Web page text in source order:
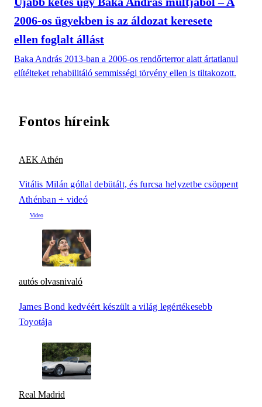
2006-os ügyekben is az áldozat keresete
ellen foglalt állást
Baka András 2013-ban a 2006-os rendőrterror alatt ártatlanul
elítélteket rehabilitáló semmisségi törvény ellen is tiltakozott.
Fontos híreink
AEK Athén
Vitális Milán góllal debütált, és furcsa helyzetbe csöppent
Athénban + videó
autós olvasnivaló
James Bond kedvéért készült a világ legértékesebb
Toyotája
Real Madrid